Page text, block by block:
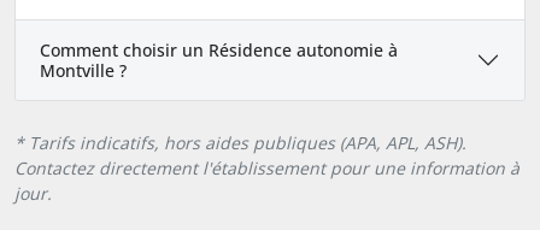
Comment choisir un Résidence autonomie à
Montville ?
* Tarifs indicatifs, hors aides publiques (APA, APL, ASH).
Contactez directement l'établissement pour une information à
jour.